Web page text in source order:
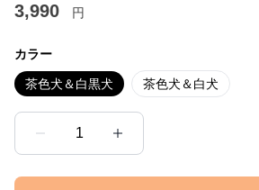
3,990 円
カラー
茶色犬＆白黒犬 茶色犬＆白犬
1